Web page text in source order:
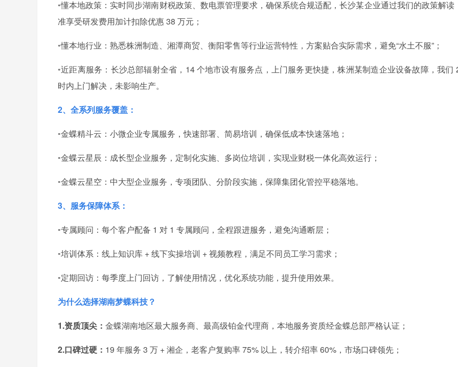
◦懂本地政策：实时同步湖南财税政策、数电票管理要求，确保系统合规适配，长沙某企业通过我们的政策解读
准享受研发费用加计扣除优惠 38 万元；
◦懂本地行业：熟悉株洲制造、湘潭商贸、衡阳零售等行业运营特性，方案贴合实际需求，避免“水土不服”；
◦近距离服务：长沙总部辐射全省，14 个地市设有服务点，上门服务更快捷，株洲某制造企业设备故障，我们
时内上门解决，未影响生产。
2、全系列服务覆盖：
◦金蝶精斗云：小微企业专属服务，快速部署、简易培训，确保低成本快速落地；
◦金蝶云星辰：成长型企业服务，定制化实施、多岗位培训，实现业财税一体化高效运行；
◦金蝶云星空：中大型企业服务，专项团队、分阶段实施，保障集团化管控平稳落地。
3、服务保障体系：
◦专属顾问：每个客户配备 1 对 1 专属顾问，全程跟进服务，避免沟通断层；
◦培训体系：线上知识库 + 线下实操培训 + 视频教程，满足不同员工学习需求；
◦定期回访：每季度上门回访，了解使用情况，优化系统功能，提升使用效果。
为什么选择湖南梦蝶科技？
1.资质顶尖： 金蝶湖南地区最大服务商、最高级铂金代理商，本地服务资质经金蝶总部严格认证；
2.口碑过硬： 19 年服务 3 万 + 湘企，老客户复购率 75% 以上，转介绍率 60%，市场口碑领先；